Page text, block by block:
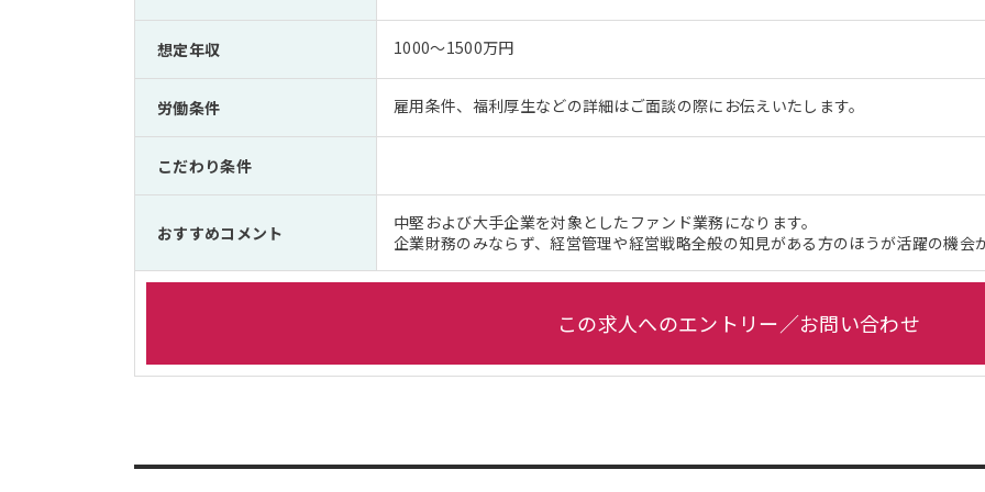
想定年収 1000～1500万円
労働条件 雇用条件、福利厚生などの詳細はご面談の際にお伝えいたします。
こだわり条件
おすすめコメント
中堅および大手企業を対象としたファンド業務になります。
企業財務のみならず、経営管理や経営戦略全般の知見がある方のほうが活躍の機会
この求人へのエントリー／お問い合わせ